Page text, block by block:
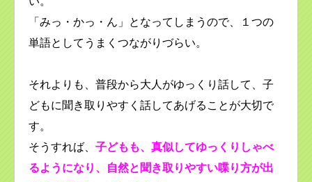
「みっ・かっ・ん」となってしまうので、１つの
単語としてうまくつながりづらい。
それよりも、普段から大人がゆっくり話して、子
どもに聞き取りやすく話してあげることが大切で
す。
そうすれば、 子どもも、真似してゆっくりしゃべ
るようになり、自然と聞き取りやすい喋り方が出